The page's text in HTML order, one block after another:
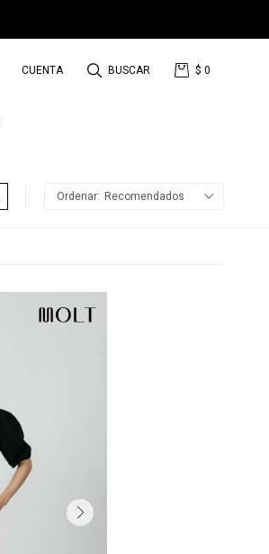
$ 0
Recomendados